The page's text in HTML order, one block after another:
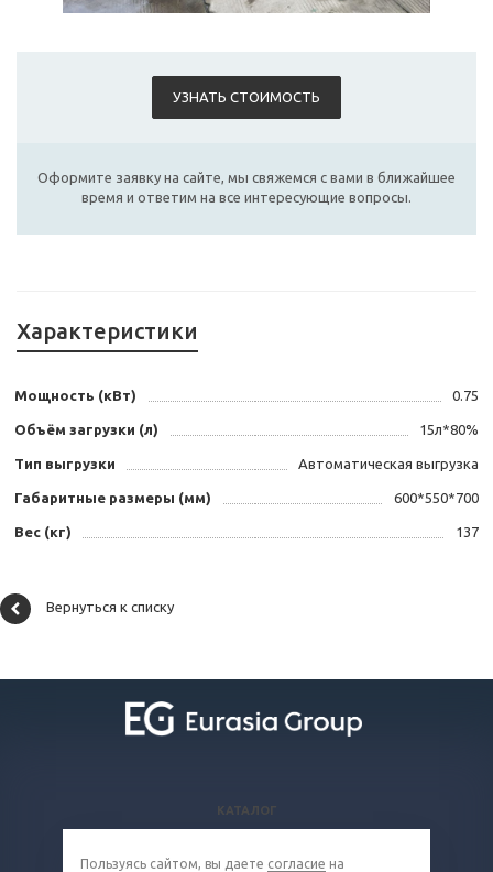
УЗНАТЬ СТОИМОСТЬ
Оформите заявку на сайте, мы свяжемся с вами в ближайшее
время и ответим на все интересующие вопросы.
Характеристики
Мощность (кВт) 0.75
Объём загрузки (л) 15л*80%
Тип выгрузки Автоматическая выгрузка
Габаритные размеры (мм) 600*550*700
Вес (кг) 137
Вернуться к списку
КАТАЛОГ
КОМПАНИЯ
Пользуясь сайтом, вы даете согласие на